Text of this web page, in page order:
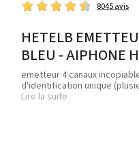
8045 avis
HETELB
BLEU - AIPHONE
emetteur 4 canaux
d'identification unique
Lire la suite